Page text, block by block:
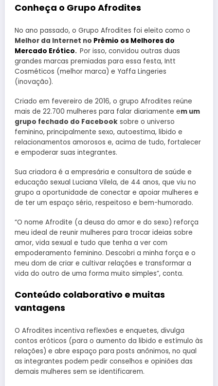
Conheça o Grupo Afrodites
No ano passado, o Grupo Afrodites foi eleito como o
Melhor da Internet no Prêmio os Melhores do
Mercado Erótico. Por isso, convidou outras duas
grandes marcas premiadas para essa festa, Intt
Cosméticos (melhor marca) e Yaffa Lingeries
(inovação).
Criado em fevereiro de 2016, o grupo Afrodites reúne
mais de 22.700 mulheres para falar diariamente em um
grupo fechado do Facebook sobre o universo
feminino, principalmente sexo, autoestima, libido e
relacionamentos amorosos e, acima de tudo, fortalecer
e empoderar suas integrantes.
Sua criadora é a empresária e consultora de saúde e
educação sexual Luciana Vilela, de 44 anos, que viu no
grupo a oportunidade de conectar e apoiar mulheres e
de ter um espaço sério, respeitoso e bem-humorado.
“O nome Afrodite (a deusa do amor e do sexo) reforça
meu ideal de reunir mulheres para trocar ideias sobre
amor, vida sexual e tudo que tenha a ver com
empoderamento feminino. Descobri a minha força e o
meu dom de criar e cultivar relações e transformar a
vida do outro de uma forma muito simples”, conta.
Conteúdo colaborativo e muitas
vantagens
O Afrodites incentiva reflexões e enquetes, divulga
contos eróticos (para o aumento da libido e estímulo às
relações) e abre espaço para posts anônimos, no qual
as integrantes podem pedir conselhos e opiniões das
demais mulheres sem se identificarem.